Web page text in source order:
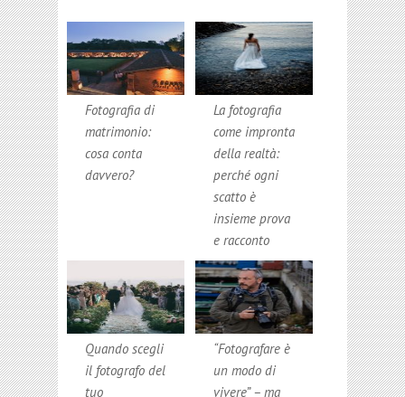
Fotografia di
matrimonio:
cosa conta
davvero?
La fotografia
come impronta
della realtà:
perché ogni
scatto è
insieme prova
e racconto
Quando scegli
il fotografo del
tuo
“Fotografare è
un modo di
vivere” – ma